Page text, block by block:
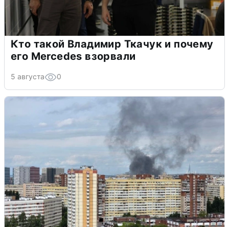
Кто такой Владимир Ткачук и почему
его Mercedes взорвали
5 августа 0